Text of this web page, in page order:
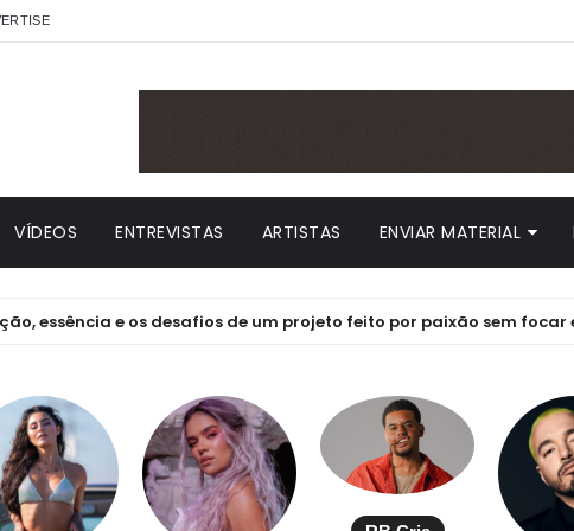
VÍDEOS ENTREVISTAS ARTISTAS ENVIAR MATERIAL
e os desafios de um projeto feito por paixão sem focar em